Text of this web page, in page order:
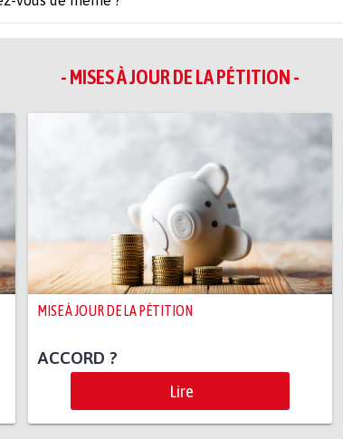
- MISES À JOUR DE LA PÉTITION -
MISE À JOUR DE LA PÉTITION
ACCORD ?
Lire